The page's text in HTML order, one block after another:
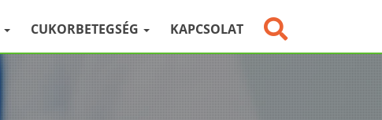
CUKORBETEGSÉG KAPCSOLAT